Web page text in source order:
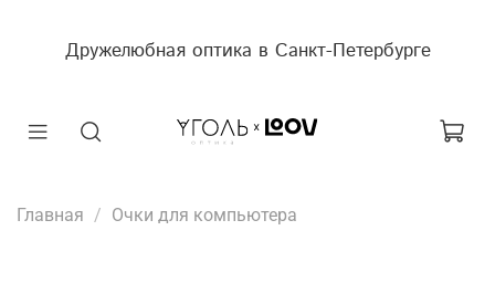
Дружелюбная оптика в Санкт-Петербурге
Главная Очки для компьютера